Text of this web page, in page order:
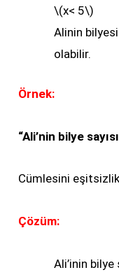
\(x< 5\)
Alinin bilyesi
olabilir.
Örnek:
“Ali’nin bilye
Cümlesini
Çözüm:
Ali’inin bilye